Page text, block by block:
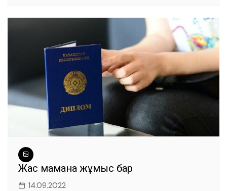
Жас маманға жұмыс бар
14.09.2022